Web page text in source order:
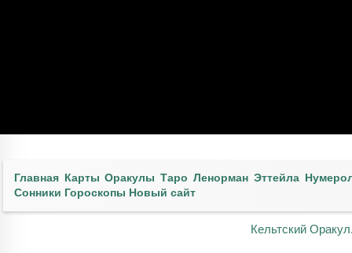
Главная Карты Оракулы Таро Ленорман Эттейла
Сонники Гороскопы Новый сайт
Кельтский